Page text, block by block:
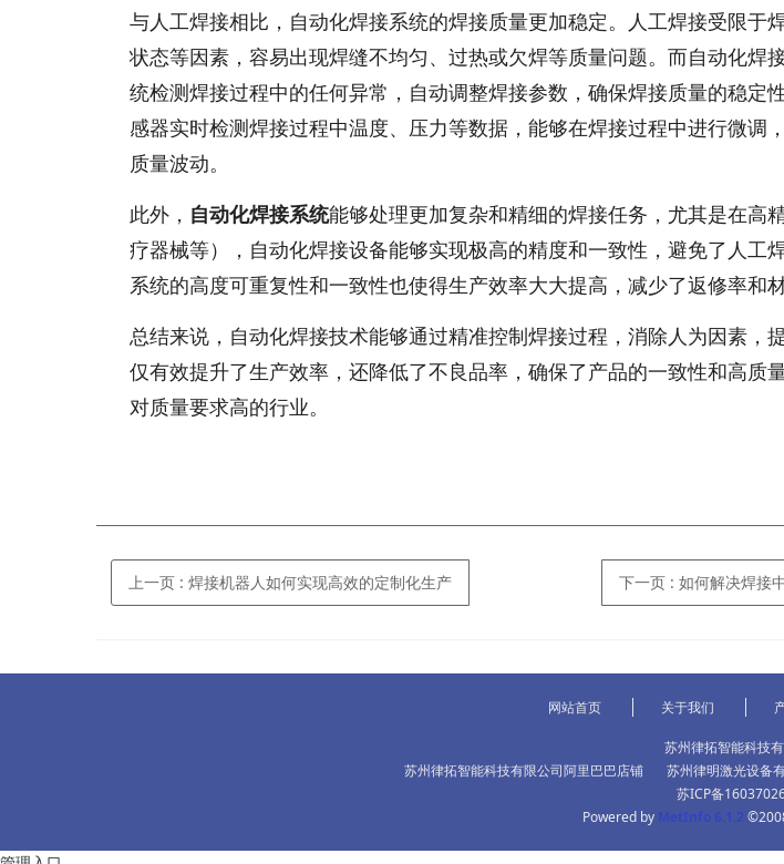
与人工焊接相比，自动化焊接系统的焊接质量更加稳定。人工焊接受限于
状态等因素，容易出现焊缝不均匀、过热或欠焊等质量问题。而自动化焊
统检测焊接过程中的任何异常，自动调整焊接参数，确保焊接质量的稳定
感器实时检测焊接过程中温度、压力等数据，能够在焊接过程中进行微调
质量波动。
此外， 自动化焊接系统能够处理更加复杂和精细的焊接任务，尤其是在高
疗器械等），自动化焊接设备能够实现极高的精度和一致性，避免了人工
系统的高度可重复性和一致性也使得生产效率大大提高，减少了返修率和材
总结来说，自动化焊接技术能够通过精准控制焊接过程，消除人为因素，
仅有效提升了生产效率，还降低了不良品率，确保了产品的一致性和高质
对质量要求高的行业。
上一页 : 焊接机器人如何实现高效的定制化生产 下一页 : 如何解决焊接
网站首页 关于我们
苏州律拓智能科技
苏州律拓智能科技有限公司阿里巴巴店铺
苏州律明激光设备
苏ICP备
Powered by MetInfo 6.1.2